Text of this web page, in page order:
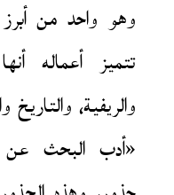
وهو واحد من
تتميز أعماله
والريفية،
«أدب البحث عن